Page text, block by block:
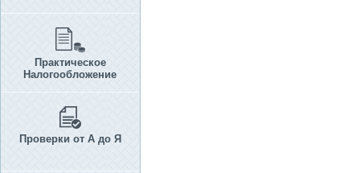
Практическое
Налогообложение
Проверки от А до Я